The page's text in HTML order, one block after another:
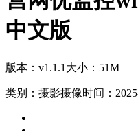
营网优监控
中文版